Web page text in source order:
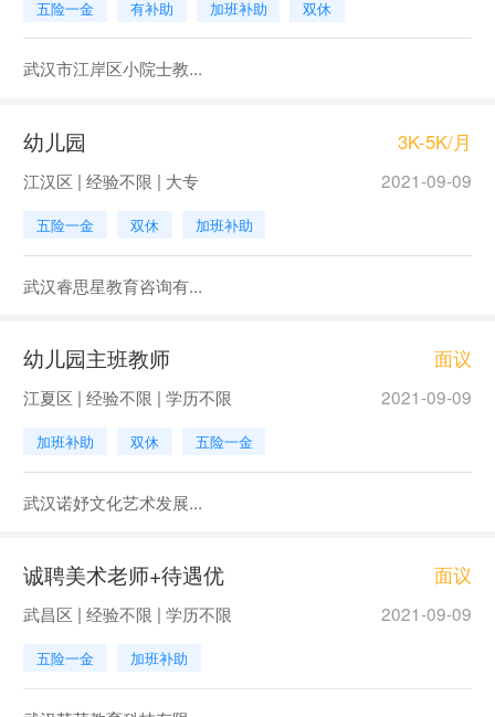
五险一金 有补助 加班补助 双休
武汉市江岸区小院士教...
幼儿园 3K-5K/月
江汉区 | 经验不限 | 大专 2021-09-09
五险一金 双休 加班补助
武汉睿思星教育咨询有...
幼儿园主班教师 面议
江夏区 | 经验不限 | 学历不限 2021-09-09
加班补助 双休 五险一金
武汉诺妤文化艺术发展...
诚聘美术老师+待遇优 面议
武昌区 | 经验不限 | 学历不限 2021-09-09
五险一金 加班补助